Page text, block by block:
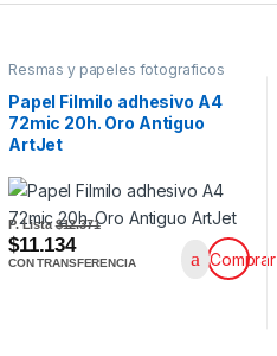
Resmas y papeles fotograficos
Papel Filmilo adhesivo A4
72mic 20h. Oro Antiguo
ArtJet
P. Lista$12.371
$11.134
CON TRANSFERENCIA Comprar